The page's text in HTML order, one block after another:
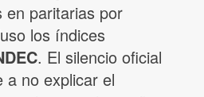
en paritarias por
los índices
. El silencio oficial
a no explicar el